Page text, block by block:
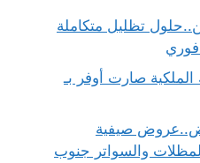
تظليل متكاملة
صارت أوفر بـ
صيفية
المظلات والسواتر جنوب